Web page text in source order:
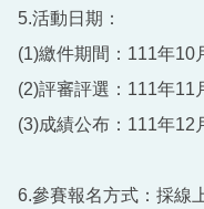
5.活動日期：
(1)繳件期間：111年10
(2)評審評選：111年11
(3)成績公布：111年12
6.參賽報名方式：採線